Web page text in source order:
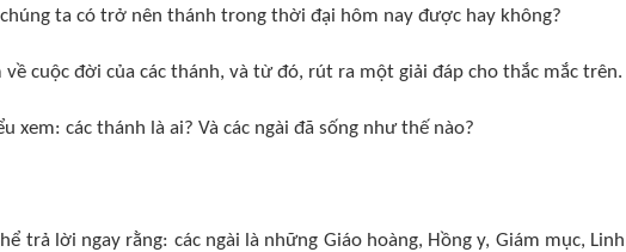
ta có trở nên thánh trong thời đại hôm nay được hay không?
cuộc đời của các thánh, và từ đó, rút ra một giải đáp cho thắc mắc trên.
xem: các thánh là ai? Và các ngài đã sống như thế nào?
trả lời ngay rằng: các ngài là những Giáo hoàng, Hồng y, Giám mục, Linh